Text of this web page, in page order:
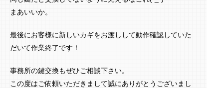
まあいいか。
最後にお客様に新しいカギをお渡しして動作確認していた
だいて作業終了です！
事務所の鍵交換もぜひご相談下さい。
この度はご依頼いただきまして誠にありがとうございまし